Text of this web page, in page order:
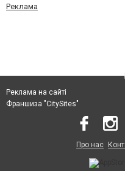
Реклама
Реклама на сайті
Франшиза "CitySites"
Про нас